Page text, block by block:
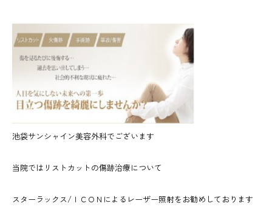
池袋サンシャイン美容外科でございます
当院ではリストカットの傷跡治療について
スターラックス/ＩＣＯＮによるレーザー照射をお勧めしております